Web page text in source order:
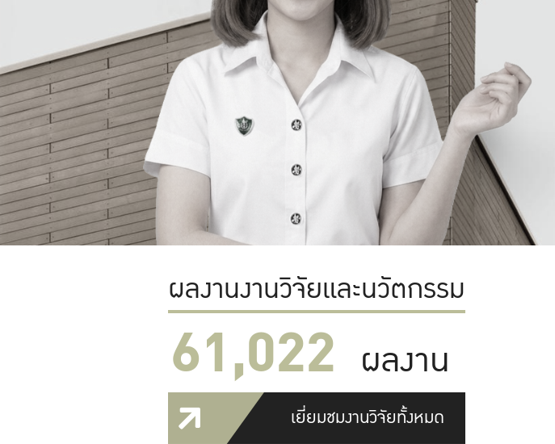
ผลงานงานวิจัยและนวัตกรรม
61,022 ผลงาน
เยี่ยมชมงานวิจัยทั้งหมด